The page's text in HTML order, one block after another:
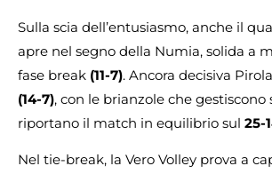
Sulla scia dell’entusiasmo, anche il
apre nel segno della Numia, solida a
fase break (11-7). Ancora decisiva
(14-7), con le brianzole che gestiscono
riportano il match in equilibrio sul 25-
Nel tie-break, la Vero Volley prova a